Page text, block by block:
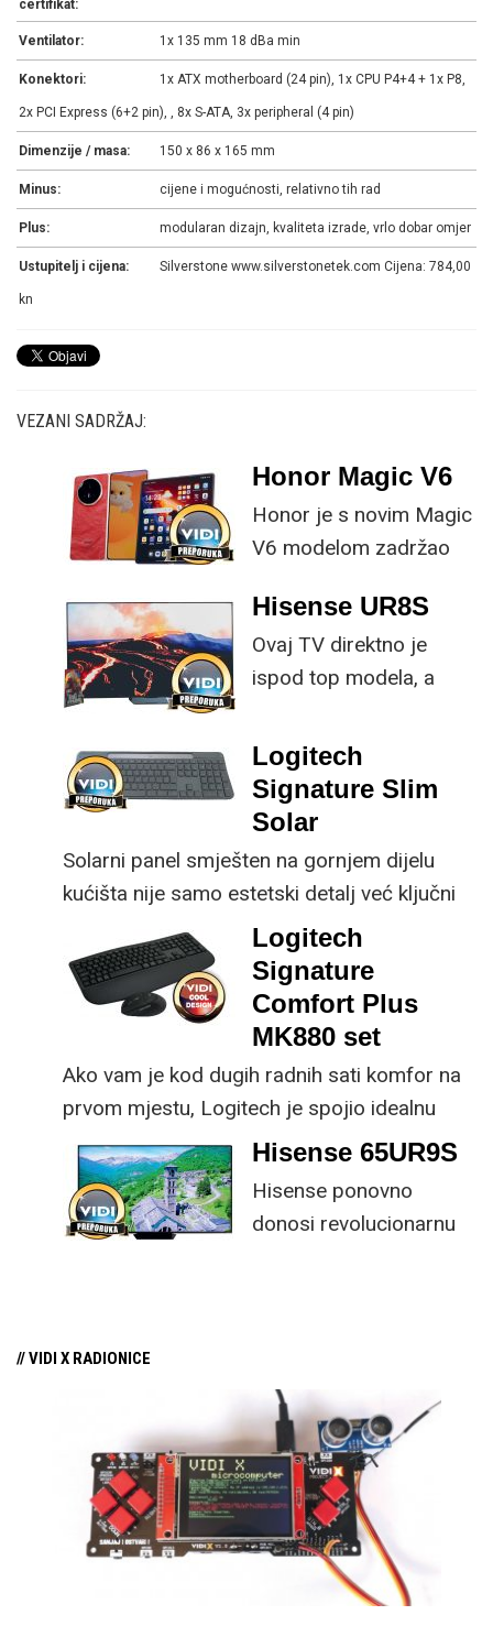
certifikat:
Ventilator: 1x 135 mm 18 dBa min
Konektori: 1x ATX motherboard (24 pin), 1x CPU P4+4 + 1x P8,
2x PCI Express (6+2 pin), , 8x S-ATA, 3x peripheral (4 pin)
Dimenzije / masa: 150 x 86 x 165 mm
Minus: cijene i mogućnosti, relativno tih rad
Plus: modularan dizajn, kvaliteta izrade, vrlo dobar omjer
Ustupitelj i cijena: Silverstone www.silverstonetek.com Cijena: 784,00
kn
VEZANI SADRŽAJ:
Honor Magic V6
Honor je s novim Magic
V6 modelom zadržao
specifikacije, no
istovremeno
implementirao
ključne svakom
korisniku.
Hisense UR8S
Ovaj TV direktno je
ispod top modela, a
male ustupke možete
osjetno uštedjeti pri
kupnji.
Logitech
Signature Slim
Solar
Solarni panel smješten na gornjem dijelu
kućišta nije samo estetski detalj već ključni
dio koncepta ovog proizvoda, jer koristi
energiju prirodnog ili umjetnog svjetla za
rad.
Logitech
Signature
Comfort Plus
MK880 set
Ako vam je kod dugih radnih sati komfor na
prvom mjestu, Logitech je spojio idealnu
kombinaciju tipkovnice i miša s naprednim
funkcijama.
Hisense 65UR9S
Hisense ponovno
donosi revolucionarnu
// VIDI X RADIONICE